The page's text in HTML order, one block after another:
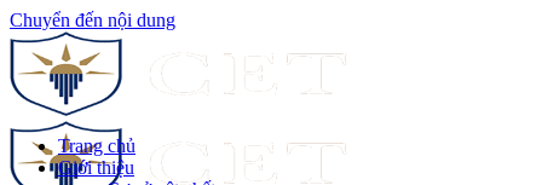
Chuyển đến nội dung
Trang chủ
Giới thiệu